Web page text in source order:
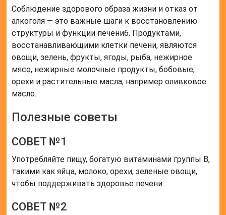
Соблюдение здорового образа жизни и отказ от
алкоголя — это важные шаги к восстановлению
структуры и функции печени6. Продуктами,
восстанавливающими клетки печени, являются
овощи, зелень, фрукты, ягоды, рыба, нежирное
мясо, нежирные молочные продукты, бобовые,
орехи и растительные масла, например оливковое
масло.
Полезные советы
СОВЕТ №1
Употребляйте пищу, богатую витаминами группы B,
такими как яйца, молоко, орехи, зеленые овощи,
чтобы поддерживать здоровье печени.
СОВЕТ №2